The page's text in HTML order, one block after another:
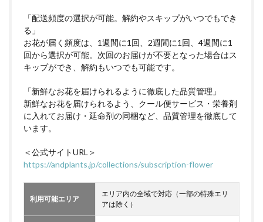
「配送頻度の選択が可能。解約やスキップがいつでもでき
る」
お花が届く頻度は、1週間に1回、2週間に1回、4週間に1
回から選択が可能。次回のお届けが不要となった場合はス
キップができ、解約もいつでも可能です。
「新鮮なお花を届けられるように徹底した品質管理」
新鮮なお花を届けられるよう、クール便サービス・栄養剤
に入れてお届け・延命剤の同梱など、品質管理を徹底して
います。
＜公式サイトURL＞
https://andplants.jp/collections/subscription-flower
利用可能エリア
エリア内の全域で対応（一部の特殊エリ
アは除く）